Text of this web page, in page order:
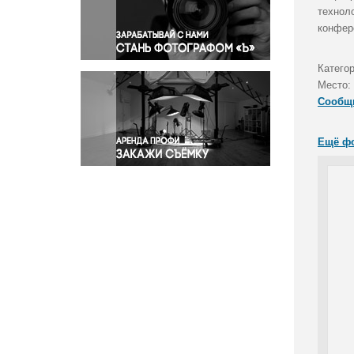
Правосудие
Происшествия и конфликты
Религия
Светская жизнь
Спорт
Экология
Экономика и бизнес
Место:
Ещё